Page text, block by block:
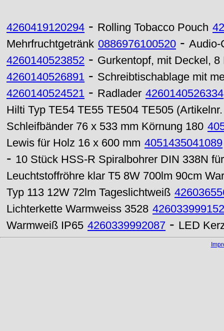
4260419120294 - Rolling Tobacco Pouch
Mehrfruchtgetränk 0886976100520 - Audio-
4260140523852 - Gurkentopf, mit Deckel, 8
4260140526891 - Schreibtischablage mit
4260140524521 - Radlader 4260140526334
Hilti Typ TE54 TE55 TE504 TE505
Schleifbänder 76 x 533 mm Körnung 180
Lewis für Holz 16 x 600 mm 4051435041089
- 10 Stück HSS-R Spiralbohrer DIN 338N
Leuchtstoffröhre klar T5 8W 700lm 90cm
Typ 113 12W 72lm Tageslichtweiß
Lichterkette Warmweiss 3528
Warmweiß IP65 4260339992087 - LED